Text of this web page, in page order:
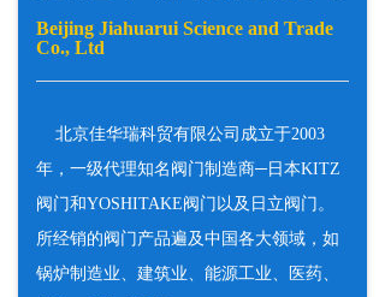
北京佳华瑞科贸有限公司成立于2003
年，一级代理知名阀门制造商─日本KITZ
阀门和YOSHITAKE阀门以及日立阀门。
所经销的阀门产品遍及中国各大领域，如
锅炉制造业、建筑业、能源工业、医药、
Beijing Jiahuarui Science and Trade
Co., Ltd